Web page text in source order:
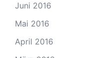
Juni 2016
Mai 2016
April 2016